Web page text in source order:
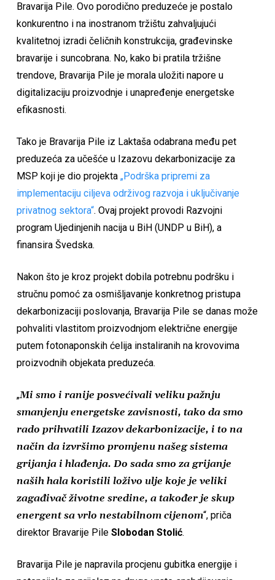
Bravarija Pile. Ovo porodično preduzeće je postalo
konkurentno i na inostranom tržištu zahvaljujući
kvalitetnoj izradi čeličnih konstrukcija, građevinske
bravarije i suncobrana. No, kako bi pratila tržišne
trendove, Bravarija Pile je morala uložiti napore u
digitalizaciju proizvodnje i unapređenje energetske
efikasnosti.
Tako je Bravarija Pile iz Laktaša odabrana među pet
preduzeća za učešće u Izazovu dekarbonizacije za
MSP koji je dio projekta „Podrška pripremi za
implementaciju ciljeva održivog razvoja i uključivanje
privatnog sektora“. Ovaj projekt provodi Razvojni
program Ujedinjenih nacija u BiH (UNDP u BiH), a
finansira Švedska.
Nakon što je kroz projekt dobila potrebnu podršku i
stručnu pomoć za osmišljavanje konkretnog pristupa
dekarbonizaciji poslovanja, Bravarija Pile se danas može
pohvaliti vlastitom proizvodnjom električne energije
putem fotonaponskih ćelija instaliranih na krovovima
proizvodnih objekata preduzeća.
„Mi smo i ranije posvećivali veliku pažnju
smanjenju energetske zavisnosti, tako da smo
rado prihvatili Izazov dekarbonizacije, i to na
način da izvršimo promjenu našeg sistema
grijanja i hlađenja. Do sada smo za grijanje
naših hala koristili loživo ulje koje je veliki
zagađivač životne sredine, a također je skup
energent sa vrlo nestabilnom cijenom“, priča
direktor Bravarije Pile Slobodan Stolić.
Bravarija Pile je napravila procjenu gubitka energije i